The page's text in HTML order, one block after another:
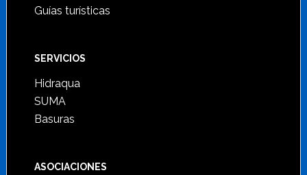
Guías turísticas
SERVICIOS
Hidraqua
SUMA
Basuras
ASOCIACIONES